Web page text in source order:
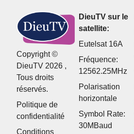
Copyright ©
DieuTV 2026 ,
Tous droits
réservés.
Politique de
confidentialité
Conditions
DieuTV sur le
satellite:
Eutelsat 16A
Fréquence:
12562.25MHz
Polarisation
horizontale
Symbol Rate:
30MBaud